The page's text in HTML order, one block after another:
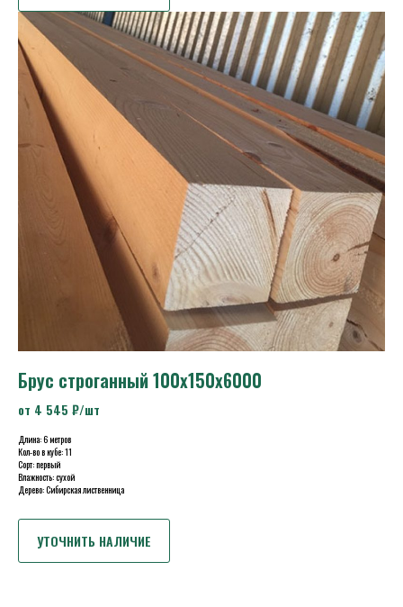
Брус строганный 100х150х6000
от 4 545 ₽/шт
Длина: 6 метров
Кол-во в кубе: 11
Сорт: первый
Влажность: сухой
Дерево: Сибирская лиственница
УТОЧНИТЬ НАЛИЧИЕ